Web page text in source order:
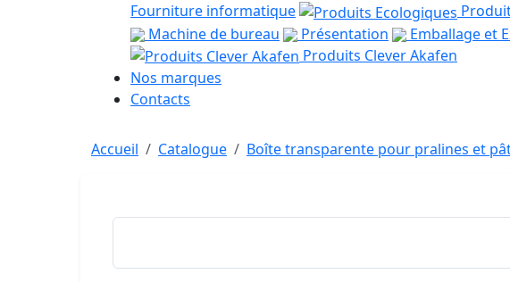
Fourniture informatique
Machine de bureau
Présentation Emballage et
Produits Clever Akafen
Nos marques
Contacts
Accueil Catalogue Boîte transparente pour pralines et